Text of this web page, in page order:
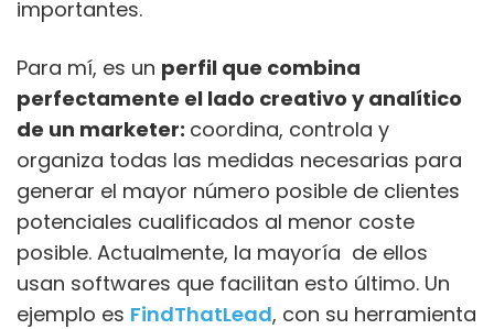
importantes.
Para mí, es un perfil que combina
perfectamente el lado creativo y analítico
de un marketer: coordina, controla y
organiza todas las medidas necesarias para
generar el mayor número posible de clientes
potenciales cualificados al menor coste
posible. Actualmente, la mayoría de ellos
usan softwares que facilitan esto último. Un
ejemplo es FindThatLead, con su herramienta